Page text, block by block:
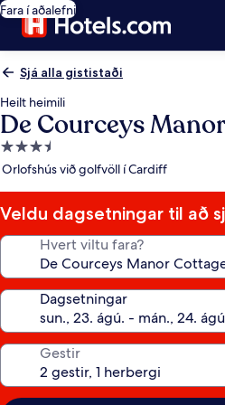
Fara í aðalefni
Sjá alla gististaði
Heilt heimili
De Courceys
3.5
stjörnu
Orlofshús við golfvöll í Cardiff
Veldu dagsetningar til að
Hvert viltu fara?
Dagsetningar
Gestir